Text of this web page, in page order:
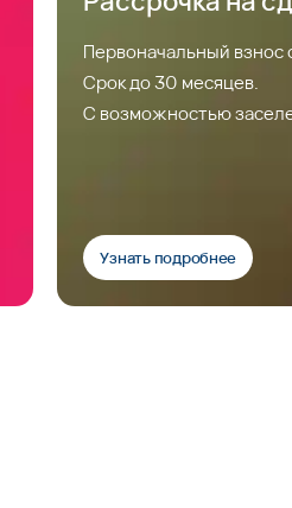
Первоначальный взнос
Срок до 30 месяцев.
С возможностью
Узнать подробнее